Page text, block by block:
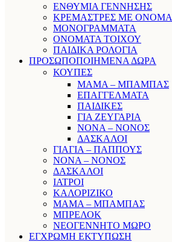
ΕΝΘΥΜΙΑ ΓΕΝΝΗΣΗΣ
ΚΡΕΜΑΣΤΡΕΣ ΜΕ ΟΝΟΜΑ
ΜΟΝΟΓΡΑΜΜΑΤΑ
ΟΝΟΜΑΤΑ ΤΟΙΧΟΥ
ΠΑΙΔΙΚΑ ΡΟΛΟΓΙΑ
ΠΡΟΣΩΠΟΠΟΙΗΜΕΝΑ ΔΩΡΑ
ΚΟΥΠΕΣ
ΜΑΜΑ – ΜΠΑΜΠΑΣ
ΕΠΑΓΓΕΛΜΑΤΑ
ΠΑΙΔΙΚΕΣ
ΓΙΑ ΖΕΥΓΑΡΙΑ
ΝΟΝΑ – ΝΟΝΟΣ
ΔΑΣΚΑΛΟΙ
ΓΙΑΓΙΑ – ΠΑΠΠΟΥΣ
ΝΟΝΑ – ΝΟΝΟΣ
ΔΑΣΚΑΛΟΙ
ΙΑΤΡΟΙ
ΚΑΛΟΡΙΖΙΚΟ
ΜΑΜΑ – ΜΠΑΜΠΑΣ
ΜΠΡΕΛΟΚ
ΝΕΟΓΕΝΝΗΤΟ ΜΩΡΟ
ΕΓΧΡΩΜΗ ΕΚΤΥΠΩΣΗ